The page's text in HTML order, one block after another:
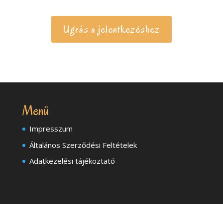
Ugrás a jelentkezéshez
Menü
Impresszum
Általános Szerződési Feltételek
Adatkezelési tájékoztató